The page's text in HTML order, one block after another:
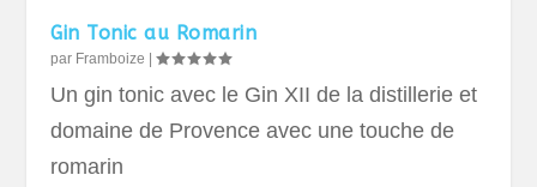
Gin Tonic au Romarin
par Framboize |
Un gin tonic avec le Gin XII de la distillerie et
domaine de Provence avec une touche de
romarin